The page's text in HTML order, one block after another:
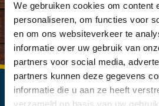
We gebruiken cookies om content
personaliseren, om functies voor
en om ons websiteverkeer te
informatie over uw gebruik van
partners voor social media,
partners kunnen deze gegevens
informatie die u aan ze heeft